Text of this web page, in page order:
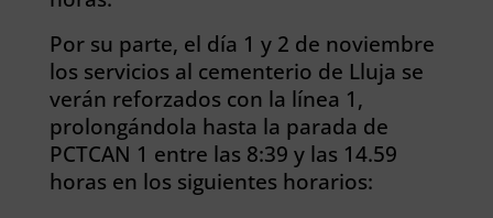
Por su parte, el día 1 y 2 de noviembre
los servicios al cementerio de Lluja se
verán reforzados con la línea 1,
prolongándola hasta la parada de
PCTCAN 1 entre las 8:39 y las 14.59
horas en los siguientes horarios: